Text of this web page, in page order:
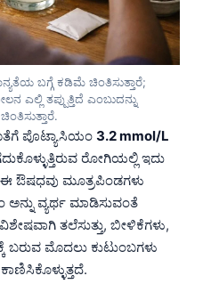
ಬಗ್ಗೆ ಕಡಿಮೆ ಚಿಂತಿಸುತ್ತಾರೆ;
ಎಲ್ಲಿ ತಪ್ಪುತ್ತಿದೆ ಎಂಬುದನ್ನು
ಪೊಟ್ಯಾಸಿಯಂ 3.2 mmol/L
ರೋಗಿಯಲ್ಲಿ ಇದು
ಈ ಔಷಧವು ಮೂತ್ರಪಿಂಡಗಳು
ವ್ಯರ್ಥ ಮಾಡಿಸುವಂತೆ
ತಲೆಸುತ್ತು, ಬೀಳಿಕೆಗಳು,
ಬರುವ ಮೊದಲು ಕುಟುಂಬಗಳು